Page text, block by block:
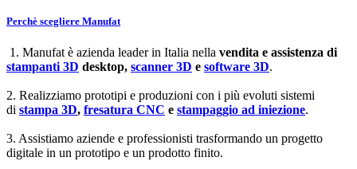
Perchè scegliere Manufat
1. Manufat è azienda leader in Italia nella vendita e assistenza di
stampanti 3D desktop, scanner 3D e software 3D.
2. Realizziamo prototipi e produzioni con i più evoluti sistemi
di stampa 3D, fresatura CNC e stampaggio ad iniezione.
3. Assistiamo aziende e professionisti trasformando un progetto
digitale in un prototipo e un prodotto finito.